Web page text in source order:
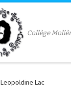
Collège
Leopoldine Lac